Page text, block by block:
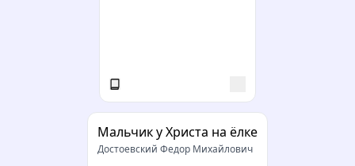
Мальчик у Христа на ёлке
Достоевский Федор Михайлович